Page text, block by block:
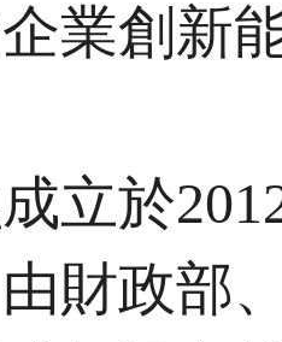
業創新
立於
財政部